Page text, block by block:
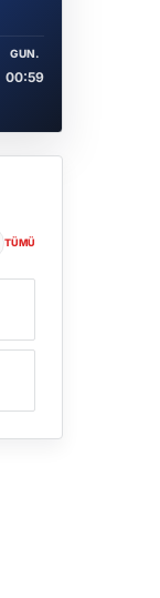
GUN.
00:59
TÜMÜ